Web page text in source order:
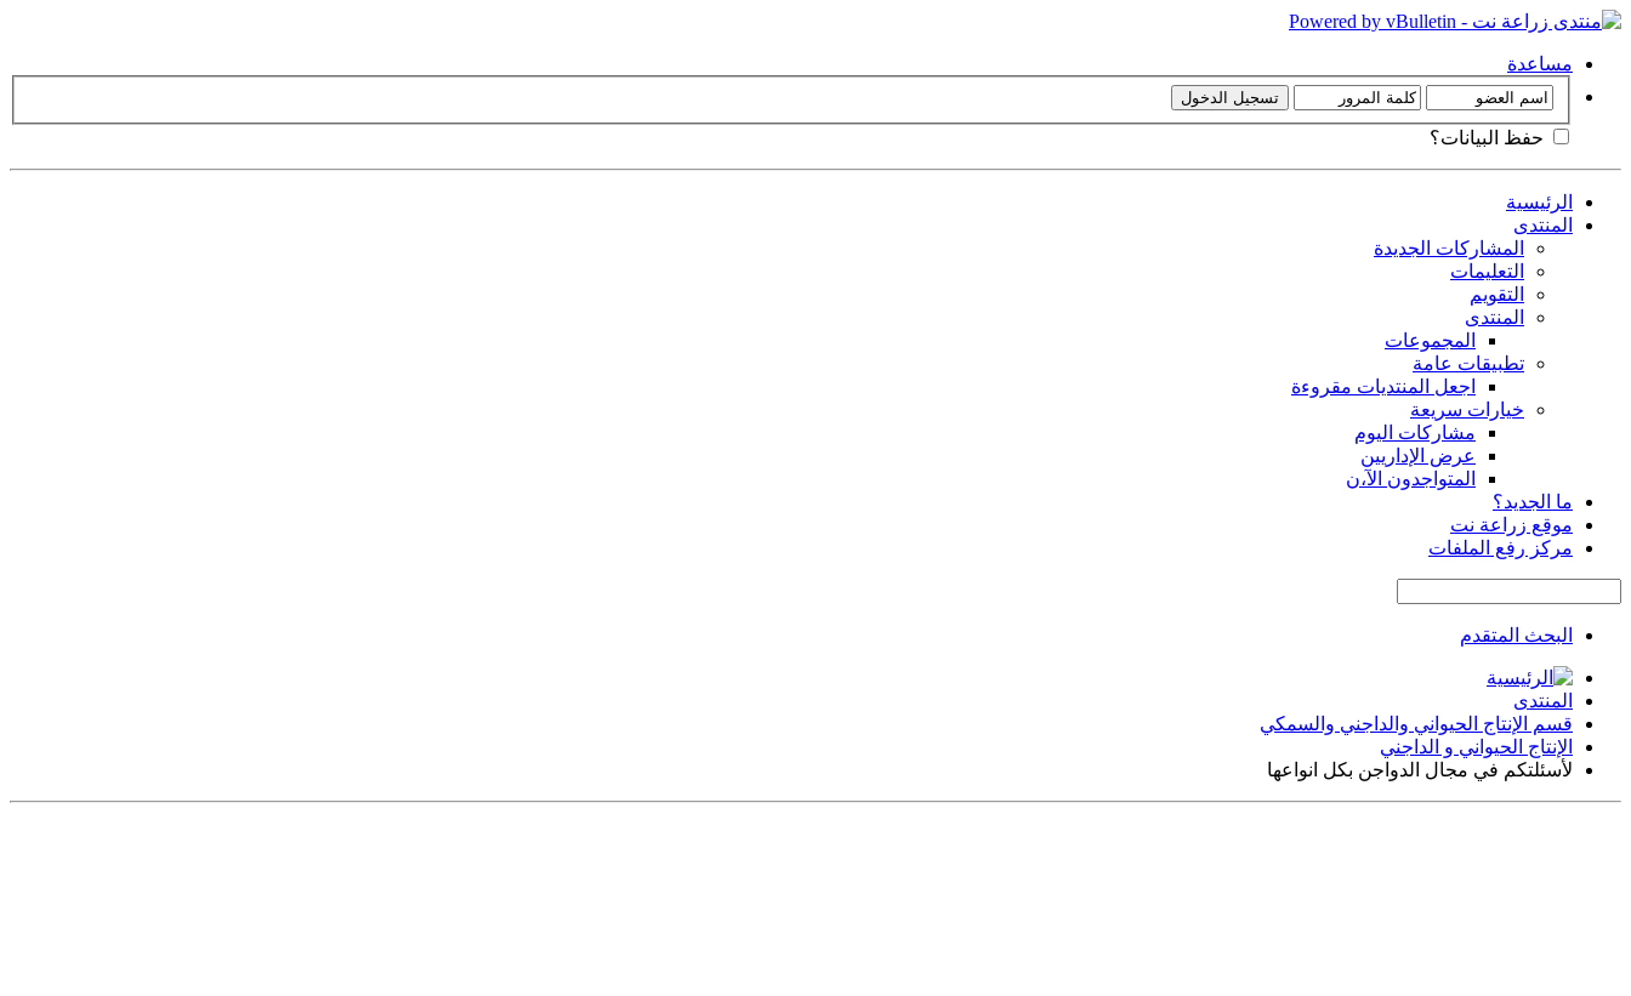
مساعدة
حفظ البيانات؟
الرئيسية
المنتدى
المشاركات الجديدة
التعليمات
التقويم
المنتدى
المجموعات
تطبيقات عامة
اجعل المنتديات مقروءة
خيارات سريعة
مشاركات اليوم
عرض الإداريين
المتواجدون الآ،ن
ما الجديد؟
موقع زراعة نت
مركز رفع الملفات
البحث المتقدم
المنتدى
قسم الإنتاج الحيواني والداجني والسمكي
الإنتاج الحيواني و الداجني
لأسئلتكم في مجال الدواجن بكل انواعها